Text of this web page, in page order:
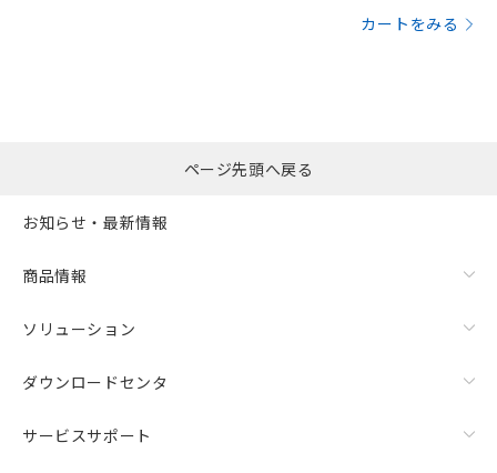
カートをみる
ページ先頭へ戻る
お知らせ・最新情報
商品情報
ソリューション
ダウンロードセンタ
サービスサポート